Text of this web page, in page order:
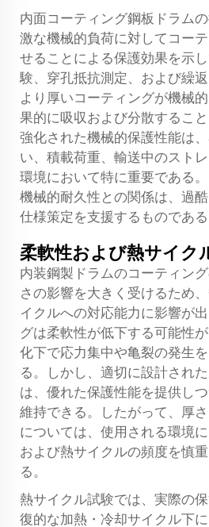
内面コーティング鋼板ドラム
激な機械的負荷に対してコー
せることによる保護効果を示
験、穿孔抵抗測定、および繰返
より厚いコーティングが機械
果的に吸収および分散するこ
強化された機械的保護性能は
い、積載荷重、輸送中のスト
環境において特に重要である
機械的耐久性との関係は、過
仕様策定を支援するものである
柔軟性および熱サイク
内装鋼製ドラムのコーティン
さの影響を大きく受けるため
イクルへの対応能力に影響が
グは柔軟性が低下する可能性
化下で応力集中や亀裂の発生
る。しかし、適切に設計され
は、優れた保護性能を提供し
維持できる。したがって、厚
については、使用される環境
および熱サイクルの頻度を慎
る。
熱サイクル試験では、実際の
復的な加熱・冷却サイクル下